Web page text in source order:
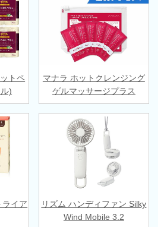
トペ
)
マナラ ホットクレンジング
ゲルマッサージプラス
ライア
リズム ハンディファン Silky
Wind Mobile 3.2